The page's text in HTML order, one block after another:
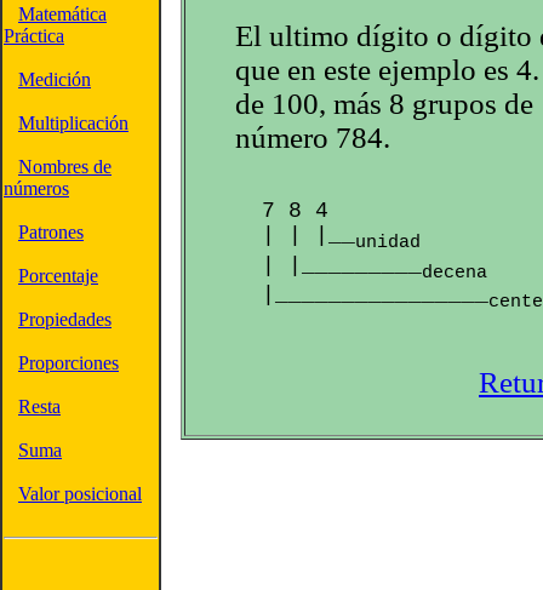
Matemática
Práctica
Medición
Multiplicación
Nombres de
números
Patrones
Porcentaje
Propiedades
Proporciones
Resta
Suma
Valor posicional
El ultimo dígito o dígito
que en este ejemplo es
de 100, más 8 grupos
número 784.
7 8 4
unidad
decena